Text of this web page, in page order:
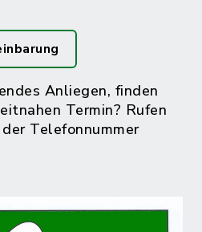
Anliegen, finden
Termin? Rufen
Telefonnummer